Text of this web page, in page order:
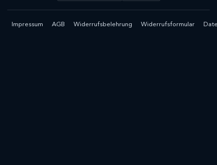
Impressum AGB Widerrufsbelehrung Widerrufsformular